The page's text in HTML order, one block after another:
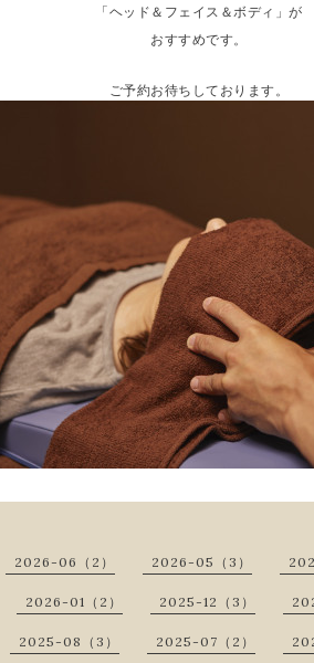
「ヘッド＆フェイス＆ボディ」が
おすすめです。
ご予約お待ちしております。
2026-06（2） 2026-05（3）
2026-01（2） 2025-12（3）
2025-08（3） 2025-07（2）